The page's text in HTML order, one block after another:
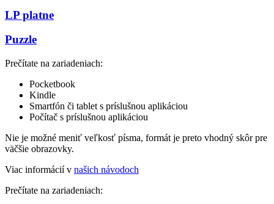
LP platne
Puzzle
Prečítate na zariadeniach:
Pocketbook
Kindle
Smartfón či tablet s príslušnou aplikáciou
Počítač s príslušnou aplikáciou
Nie je možné meniť veľkosť písma, formát je preto vhodný skôr pre
väčšie obrazovky.
Viac informácií v našich návodoch
Prečítate na zariadeniach: